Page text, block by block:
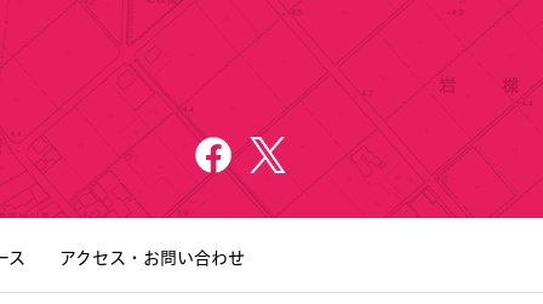
ス アクセス・お問い合わせ